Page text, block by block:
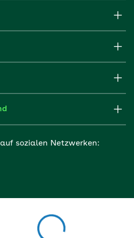
sozialen Netzwerken: